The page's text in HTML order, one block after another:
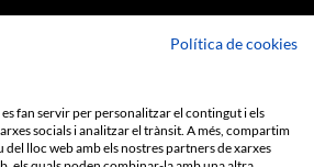
La Fatarella |Protecció de dades personals
Política de cookies
es fan servir per personalitzar el contingut i els
socials i analitzar el trànsit. A més, compartim
lloc web amb els nostres partners de xarxes